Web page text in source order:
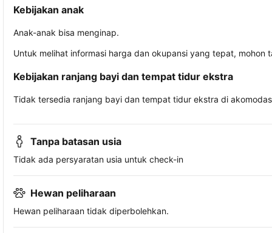
Kebijakan anak
Anak-anak bisa menginap.
Untuk melihat informasi harga dan okupansi yang tepat,
Kebijakan ranjang bayi dan tempat tidur ekstra
Tidak tersedia ranjang bayi dan tempat tidur ekstra di
Tanpa batasan usia
Tidak ada persyaratan usia untuk check-in
Hewan peliharaan
Hewan peliharaan tidak diperbolehkan.